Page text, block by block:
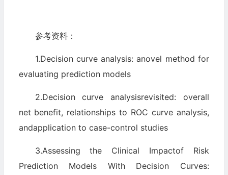
参考资料：
1.Decision curve analysis: anovel method for
evaluating prediction models
2.Decision curve analysisrevisited: overall
net benefit, relationships to ROC curve analysis,
andapplication to case-control studies
3.Assessing the Clinical Impactof Risk
Prediction Models With Decision Curves: